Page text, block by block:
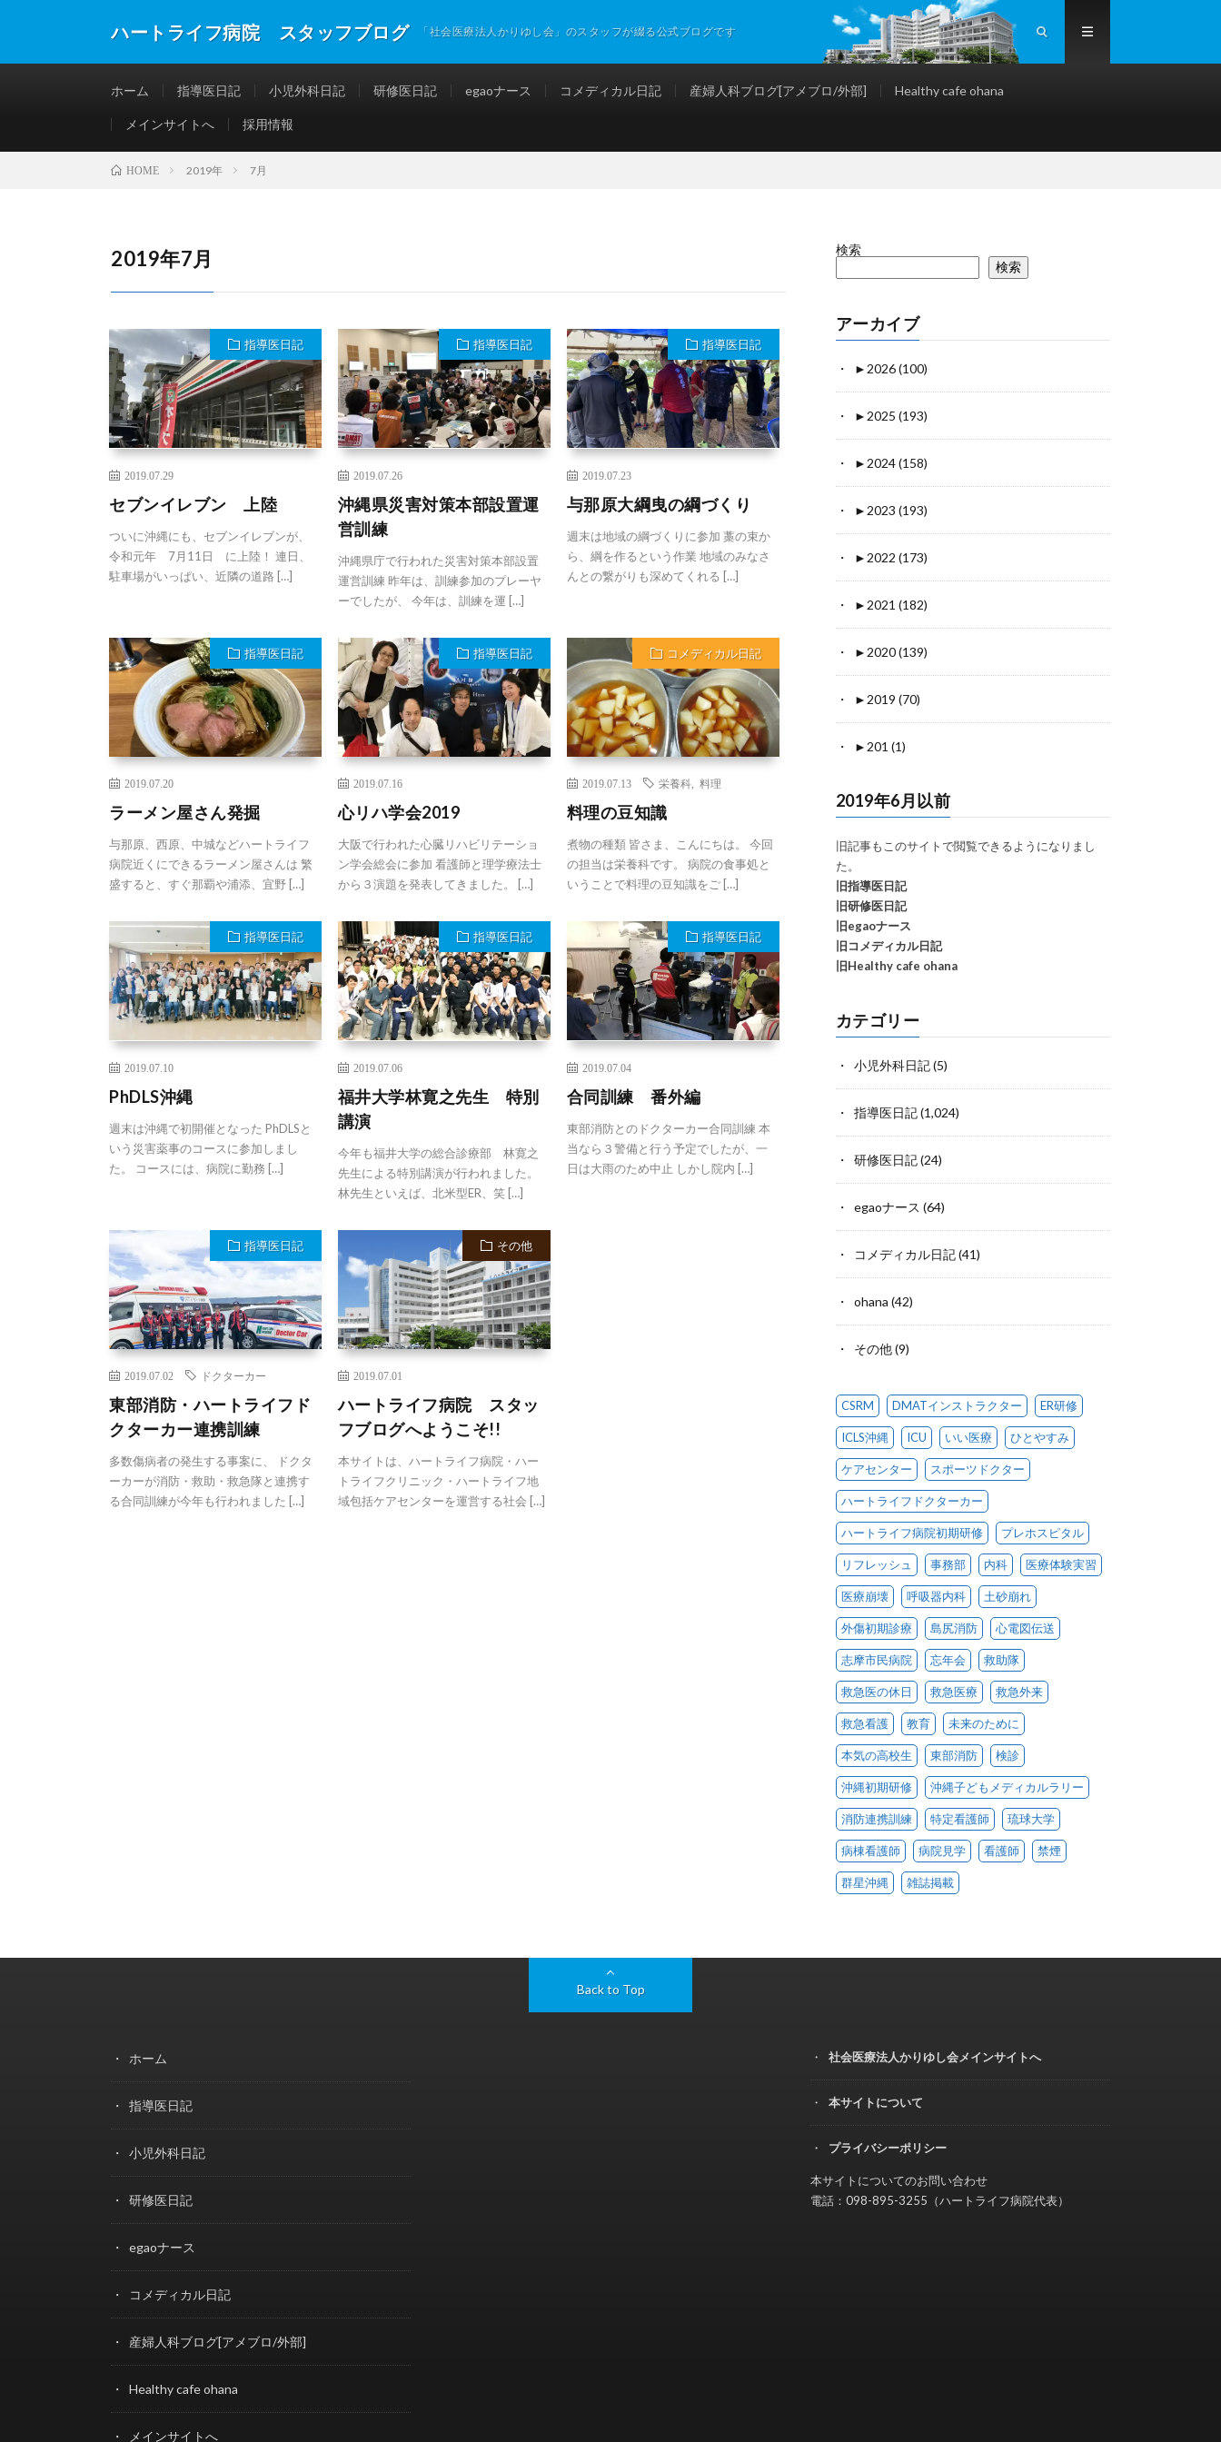
ハートライフ病院 スタッフブログ 「社会医療法人かりゆし会」のスタッフが綴る公式ブログです
ホーム 指導医日記 小児外科日記 研修医日記 egaoナース コメディカル日記 産婦人科ブログ[アメブロ/外部] Healthy cafe ohana
メインサイトへ 採用情報
HOME 2019年 7月
2019年7月
指導医日記
2019.07.29
セブンイレブン 上陸
ついに沖縄にも、セブンイレブンが、
令和元年 7月11日 に上陸！ 連日、
駐車場がいっぱい、近隣の道路 […]
指導医日記
2019.07.26
沖縄県災害対策本部設置運
営訓練
沖縄県庁で行われた災害対策本部設置
運営訓練 昨年は、訓練参加のプレーヤ
ーでしたが、 今年は、訓練を運 […]
指導医日記
2019.07.23
与那原大綱曳の綱づくり
週末は地域の綱づくりに参加 藁の束か
ら、綱を作るという作業 地域のみなさ
んとの繋がりも深めてくれる […]
指導医日記
2019.07.20
ラーメン屋さん発掘
与那原、西原、中城などハートライフ
病院近くにできるラーメン屋さんは 繁
盛すると、すぐ那覇や浦添、宜野 […]
指導医日記
2019.07.16
心リハ学会2019
大阪で行われた心臓リハビリテーショ
ン学会総会に参加 看護師と理学療法士
から３演題を発表してきました。 […]
コメディカル日記
2019.07.13 栄養科, 料理
料理の豆知識
煮物の種類 皆さま、こんにちは。 今回
の担当は栄養科です。 病院の食事処と
いうことで料理の豆知識をご […]
指導医日記
2019.07.10
PhDLS沖縄
週末は沖縄で初開催となった PhDLSと
いう災害薬事のコースに参加しまし
た。 コースには、病院に勤務 […]
指導医日記
2019.07.06
福井大学林寛之先生 特別
講演
今年も福井大学の総合診療部 林寛之
先生による特別講演が行われました。
林先生といえば、北米型ER、笑 […]
指導医日記
2019.07.04
合同訓練 番外編
東部消防とのドクターカー合同訓練 本
当なら３警備と行う予定でしたが、一
日は大雨のため中止 しかし院内 […]
指導医日記
2019.07.02 ドクターカー
東部消防・ハートライフド
クターカー連携訓練
多数傷病者の発生する事案に、 ドクタ
ーカーが消防・救助・救急隊と連携す
る合同訓練が今年も行われました […]
その他
2019.07.01
ハートライフ病院 スタッ
フブログへようこそ!!
本サイトは、ハートライフ病院・ハー
トライフクリニック・ハートライフ地
域包括ケアセンターを運営する社会 […]
検索
検索
アーカイブ
► 2026 (100)
► 2025 (193)
► 2024 (158)
► 2023 (193)
► 2022 (173)
► 2021 (182)
► 2020 (139)
► 2019 (70)
► 201 (1)
2019年6月以前
旧記事もこのサイトで閲覧できるようになりまし
た。
旧指導医日記
旧研修医日記
旧egaoナース
旧コメディカル日記
旧Healthy cafe ohana
カテゴリー
小児外科日記(5)
指導医日記(1,024)
研修医日記(24)
egaoナース (64)
コメディカル日記(41)
ohana (42)
その他(9)
CSRM DMATインストラクター ER研修
ICLS沖縄 ICU いい医療 ひとやすみ
ケアセンター スポーツドクター
ハートライフドクターカー
ハートライフ病院初期研修 プレホスピタル
リフレッシュ 事務部 内科 医療体験実習
医療崩壊 呼吸器内科 土砂崩れ
外傷初期診療 島尻消防 心電図伝送
志摩市民病院 忘年会 救助隊
救急医の休日 救急医療 救急外来
救急看護 教育 未来のために
本気の高校生 東部消防 検診
沖縄初期研修 沖縄子どもメディカルラリー
消防連携訓練 特定看護師 琉球大学
病棟看護師 病院見学 看護師 禁煙
群星沖縄 雑誌掲載
Back to Top
ホーム
指導医日記
小児外科日記
研修医日記
egaoナース
コメディカル日記
産婦人科ブログ[アメブロ/外部]
Healthy cafe ohana
メインサイトへ
社会医療法人かりゆし会メインサイトへ
本サイトについて
プライバシーポリシー
本サイトについてのお問い合わせ
電話：098-895-3255（ハートライフ病院代表）